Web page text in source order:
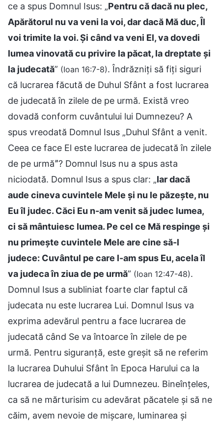
ce a spus Domnul Isus: „Pentru că dacă nu plec,
Apărătorul nu va veni la voi, dar dacă Mă duc, Îl
voi trimite la voi. Și când va veni El, va dovedi
lumea vinovată cu privire la păcat, la dreptate și
la judecată” (Ioan 16:7-8). Îndrăzniți să fiți siguri
că lucrarea făcută de Duhul Sfânt a fost lucrarea
de judecată în zilele de pe urmă. Există vreo
dovadă conform cuvântului lui Dumnezeu? A
spus vreodată Domnul Isus „Duhul Sfânt a venit.
Ceea ce face El este lucrarea de judecată în zilele
de pe urmăˮ? Domnul Isus nu a spus asta
niciodată. Domnul Isus a spus clar: „Iar dacă
aude cineva cuvintele Mele și nu le păzește, nu
Eu îl judec. Căci Eu n-am venit să judec lumea,
ci să mântuiesc lumea. Pe cel ce Mă respinge și
nu primește cuvintele Mele are cine să-l
judece: Cuvântul pe care l-am spus Eu, acela îl
va judeca în ziua de pe urmă” (Ioan 12:47-48).
Domnul Isus a subliniat foarte clar faptul că
judecata nu este lucrarea Lui. Domnul Isus va
exprima adevărul pentru a face lucrarea de
judecată când Se va întoarce în zilele de pe
urmă. Pentru siguranță, este greșit să ne referim
la lucrarea Duhului Sfânt în Epoca Harului ca la
lucrarea de judecată a lui Dumnezeu. Bineînțeles,
ca să ne mărturisim cu adevărat păcatele și să ne
căim, avem nevoie de mișcare, luminarea și